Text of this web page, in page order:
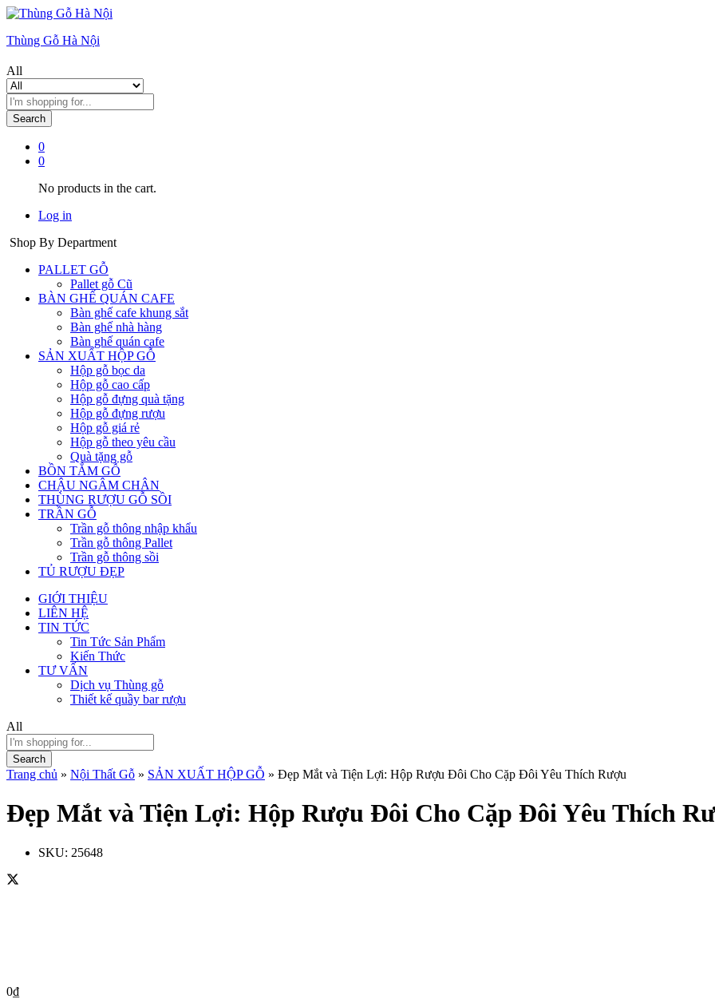
Thùng Gỗ Hà Nội
All
Search
0
0
No products in the cart.
Log in
Shop By Department
PALLET GỖ
Pallet gỗ Cũ
BÀN GHẾ QUÁN CAFE
Bàn ghế cafe khung sắt
Bàn ghế nhà hàng
Bàn ghế quán cafe
SẢN XUẤT HỘP GỖ
Hộp gỗ bọc da
Hộp gỗ cao cấp
Hộp gỗ đựng quà tặng
Hộp gỗ đựng rượu
Hộp gỗ giá rẻ
Hộp gỗ theo yêu cầu
Quà tặng gỗ
BỒN TẮM GỖ
CHẬU NGÂM CHÂN
THÙNG RƯỢU GỖ SỒI
TRẦN GỖ
Trần gỗ thông nhập khẩu
Trần gỗ thông Pallet
Trần gỗ thông sồi
TỦ RƯỢU ĐẸP
GIỚI THIỆU
LIÊN HỆ
TIN TỨC
Tin Tức Sản Phẩm
Kiến Thức
TƯ VẤN
Dịch vụ Thùng gỗ
Thiết kế quầy bar rượu
All
Search
Trang chủ » Nội Thất Gỗ » SẢN XUẤT HỘP GỖ » Đẹp Mắt và Tiện Lợi: Hộp Rượu Đôi Cho Cặp Đôi Yêu Thích Rượu
Đẹp Mắt và Tiện Lợi: Hộp Rượu Đôi Cho Cặp Đôi Yêu Thích
SKU: 25648
0₫